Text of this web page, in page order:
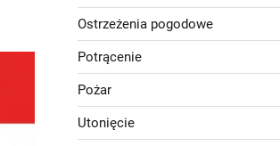
Ostrzeżenia pogodowe
Potrącenie
Pożar
Utonięcie